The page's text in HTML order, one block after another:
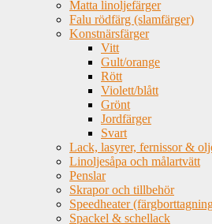
Matta linoljefärger
Falu rödfärg (slamfärger)
Konstnärsfärger
Vitt
Gult/orange
Rött
Violett/blått
Grönt
Jordfärger
Svart
Lack, lasyrer, fernissor &
Linoljesåpa och målartvätt
Penslar
Skrapor och tillbehör
Speedheater
Spackel & schellack